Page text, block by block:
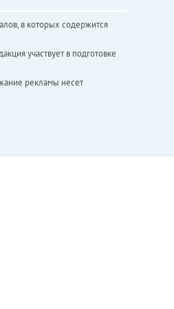
в которых содержится
участвует в подготовке
рекламы несет